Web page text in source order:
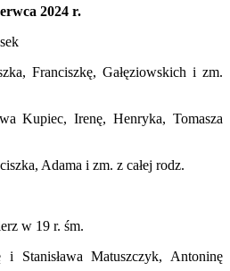
2024 r.
Franciszkę, Gałęziowskich i zm.
Kupiec, Irenę, Henryka, Tomasza
Adama i zm. z całej rodz.
w 19 r. śm.
Matuszczyk, Antoninę